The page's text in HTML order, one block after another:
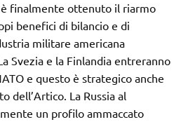
finalmente ottenuto il riarmo
benefici di bilancio e di
militare americana
Svezia e la Finlandia entreranno
e questo è strategico anche
dell’Artico. La Russia al
un profilo ammaccato